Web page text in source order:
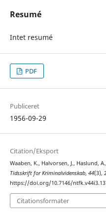
Resumé
Intet resumé
PDF
Publiceret
1956-09-29
Citation/Eksport
Waaben, K., Halvorsen, J., Haslund,
Tidsskrift for Kriminalvidenskab, 44(3),
https://doi.org/10.7146/
Citationsformater